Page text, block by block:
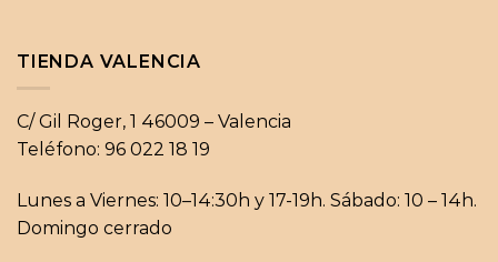
TIENDA VALENCIA
C/ Gil Roger, 1 46009 – Valencia
Teléfono: 96 022 18 19
Lunes a Viernes: 10–14:30h y 17-19h. Sábado: 10 – 14h.
Domingo cerrado